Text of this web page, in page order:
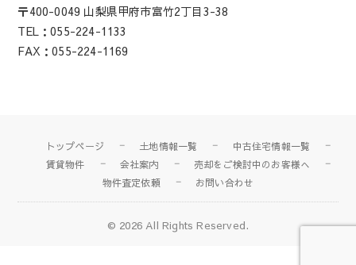
〒400-0049 山梨県甲府市富竹2丁目3-38
TEL：055-224-1133
FAX：055-224-1169
トップページ 土地情報一覧
中古住宅情報一覧
賃貸物件
会社案内
売却をご検討中のお客様へ
物件査定依頼
お問い合わせ
© 2026All Rights Reserved.